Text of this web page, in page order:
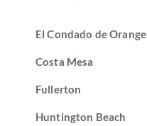
El Condado de Orange
Costa Mesa
Fullerton
Huntington Beach